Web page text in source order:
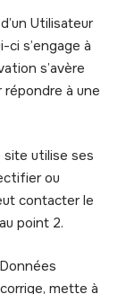
Utilisateur
s’engage à
s’avère
à une
site utilise ses
ou
contacter le
point 2.
mette à